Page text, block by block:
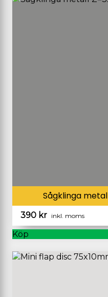
Sågklinga
390 kr inkl. moms
Köp